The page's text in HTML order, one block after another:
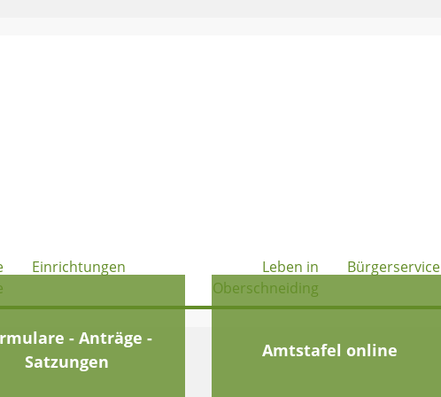
Einrichtungen
Leben in
Oberschneiding
Bürgerservice
- Anträge -
Satzungen
Amtstafel online